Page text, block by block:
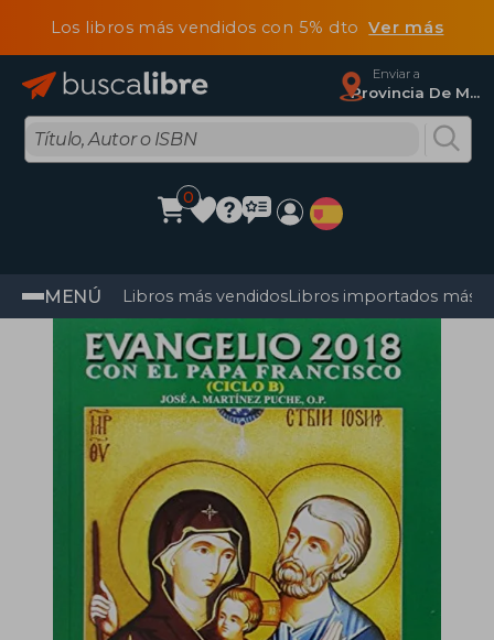
Los libros más vendidos con 5% dtoVer más
Enviar a
Provincia De Madrid
0
MENÚ Libros más vendidosLibros importados más